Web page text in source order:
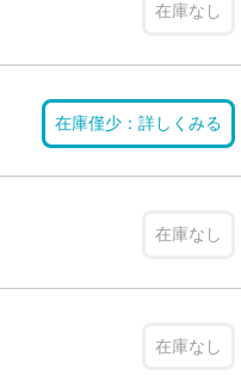
在庫なし
在庫僅少：詳しくみる
在庫なし
在庫なし